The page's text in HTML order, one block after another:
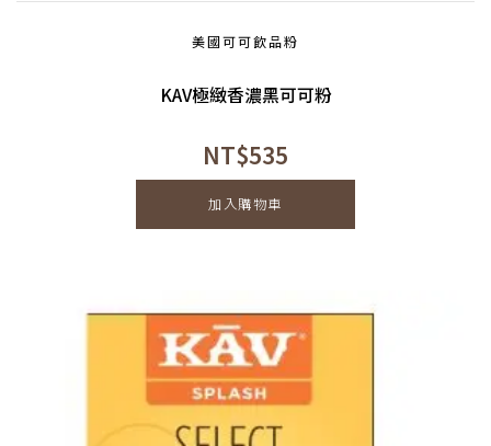
美國可可飲品粉
KAV極緻香濃黑可可粉
NT$535
加入購物車